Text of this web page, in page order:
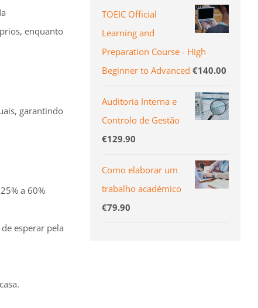
enquanto
garantindo
a 60%
esperar pela
TOEIC Official
Learning and
Preparation Course - High
Beginner to Advanced €140.00
Auditoria Interna e
Controlo de Gestão
€129.90
Como elaborar um
trabalho académico
€79.90